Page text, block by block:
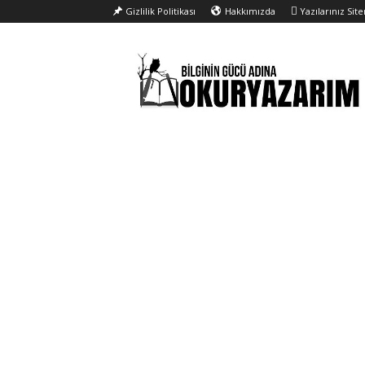
Gizlilik Politikası Hakkımızda Yazılarınız
Yazarım